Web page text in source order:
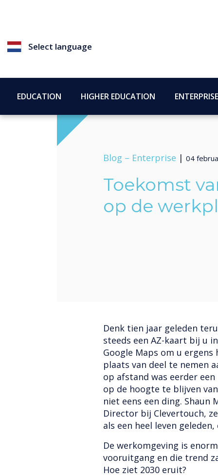
Select language
EDUCATION HIGHER EDUCATION ENTERPRISE
Blog – Enterprise | 04
Toekomst
op de
Denk tien jaar geleden
steeds een AZ-kaart bij u
Google Maps om u ergens
plaats van deel te nemen
op afstand was eerder
op de hoogte te blijven
niet eens een ding. Shaun
Director bij Clevertouch,
als een heel leven
De werkomgeving is
vooruitgang en die trend
Hoe ziet 2030 eruit?